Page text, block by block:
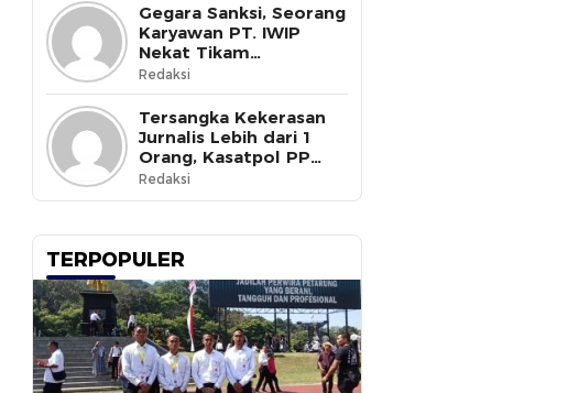
Gegara Sanksi, Seorang
Karyawan PT. IWIP
Nekat Tikam
Pimpinannya
Redaksi
Tersangka Kekerasan
Jurnalis Lebih dari 1
Orang, Kasatpol PP
Ternate Masih Mangkir
Redaksi
TERPOPULER